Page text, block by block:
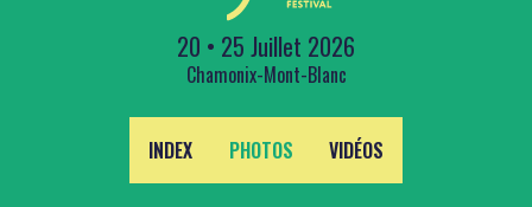
20 • 25 Juillet 2026
Chamonix-Mont-Blanc
INDEX PHOTOS VIDÉOS